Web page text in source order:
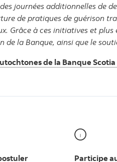
journées additionnelles de
de pratiques de guérison
Grâce à ces initiatives et
de la Banque, ainsi que le
de la Banque
Participe